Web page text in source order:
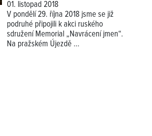
01. listopad 2018
V pondělí 29. října 2018 jsme se již
podruhé připojili k akci ruského
sdružení Memorial „Navrácení jmen“.
Na pražském Újezdě ...